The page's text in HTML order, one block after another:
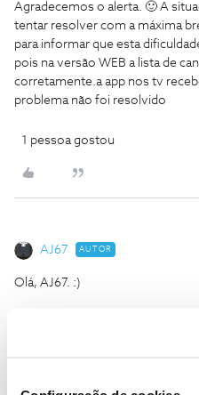
Agradecemos o alerta. 🙂 A
tentar resolver com a máxima
para informar que esta
pois na versão WEB a lista de
corretamente.a app nos tv
problema não foi resolvido
1 pessoa gostou
AJ67 AUTOR
Olá, AJ67. :)
Agradecemos o alerta. 🙂 A
tentar resolver com a máxima